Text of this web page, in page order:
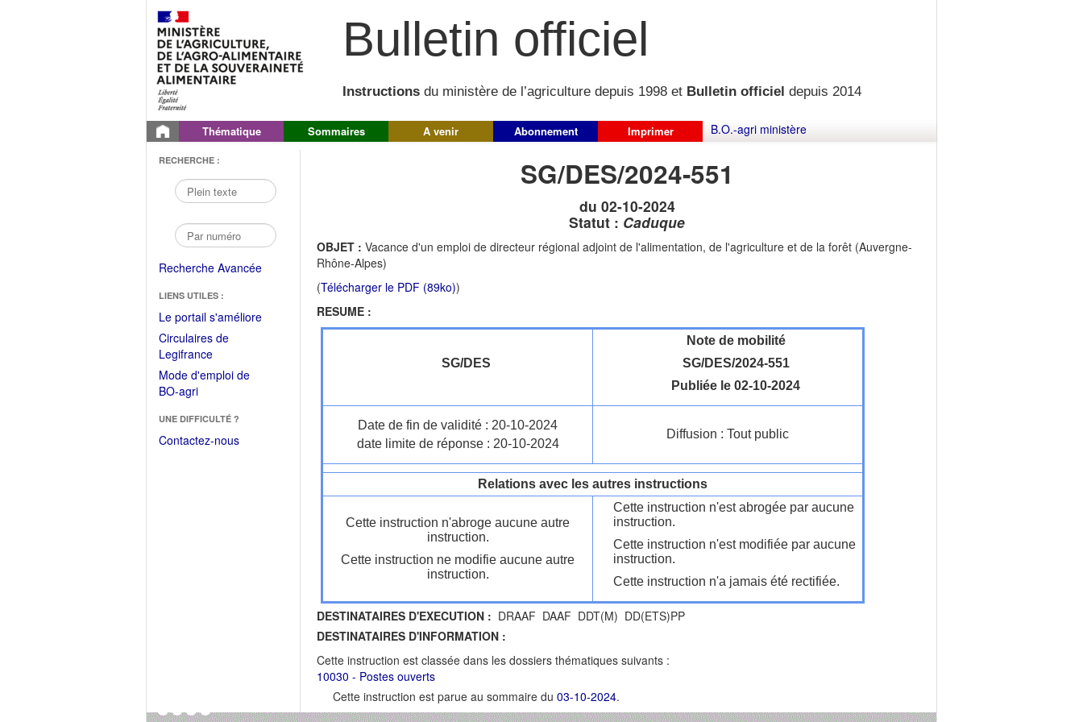
Bulletin officiel
Instructions du ministère de l’agriculture depuis 1998 et Bulletin officiel depuis 2014
Thématique Sommaires A venir Abonnement Imprimer B.O.-agri ministère
RECHERCHE :
Recherche Avancée
LIENS UTILES :
Le portail s'améliore(Fichier
Circulaires de
Legifrance(Ouvrir
dans
une
fenêtre)
Mode d'emploi de
BO-agri(Ouvrir
une
nouvelle
UNE DIFFICULTÉ ?
Contactez-nous
SG/DES/2024-551
du 02-10-2024
Statut : Caduque
OBJET : Vacance d'un emploi de directeur régional adjoint de l'alimentation, de l'agriculture et de la forêt (Auvergne-
Rhône-Alpes)
(Télécharger le PDF (89ko))
RESUME :
SG/DES
Note de mobilité
SG/DES/2024-551
Publiée le 02-10-2024
Date de fin de validité : 20-10-2024
date limite de réponse : 20-10-2024
Diffusion : Tout public
Relations avec les autres instructions
Cette instruction n'abroge aucune autre
instruction.
Cette instruction ne modifie aucune autre
instruction.
Cette instruction n'est abrogée par aucune
instruction.
Cette instruction n'est modifiée par aucune
instruction.
Cette instruction n'a jamais été rectifiée.
DESTINATAIRES D'EXECUTION : DRAAF DAAF DDT(M) DD(ETS)PP
DESTINATAIRES D'INFORMATION :
Cette instruction est classée dans les dossiers thématiques suivants :
10030 - Postes ouverts
Cette instruction est parue au sommaire du 03-10-2024.